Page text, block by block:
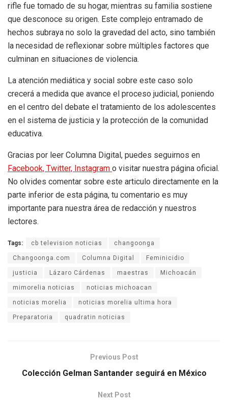
rifle fue tomado de su hogar, mientras su familia sostiene
que desconoce su origen. Este complejo entramado de
hechos subraya no solo la gravedad del acto, sino también
la necesidad de reflexionar sobre múltiples factores que
culminan en situaciones de violencia.
La atención mediática y social sobre este caso solo
crecerá a medida que avance el proceso judicial, poniendo
en el centro del debate el tratamiento de los adolescentes
en el sistema de justicia y la protección de la comunidad
educativa.
Gracias por leer Columna Digital, puedes seguirnos en
Facebook, Twitter, Instagram o visitar nuestra página oficial.
No olvides comentar sobre este articulo directamente en la
parte inferior de esta página, tu comentario es muy
importante para nuestra área de redacción y nuestros
lectores.
Tags: cb television noticias changoonga
Changoonga.com Columna Digital Feminicidio
justicia Lázaro Cárdenas maestras Michoacán
mimorelia noticias noticias michoacan
noticias morelia noticias morelia ultima hora
Preparatoria quadratin noticias
Previous Post
Colección Gelman Santander seguirá en México
Next Post